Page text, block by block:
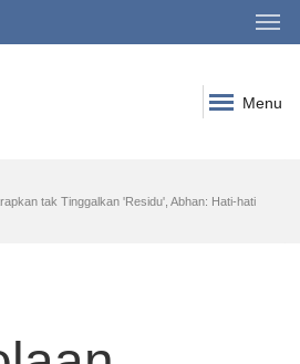
Menu
tak Tinggalkan 'Residu', Abhan: Hati-hati